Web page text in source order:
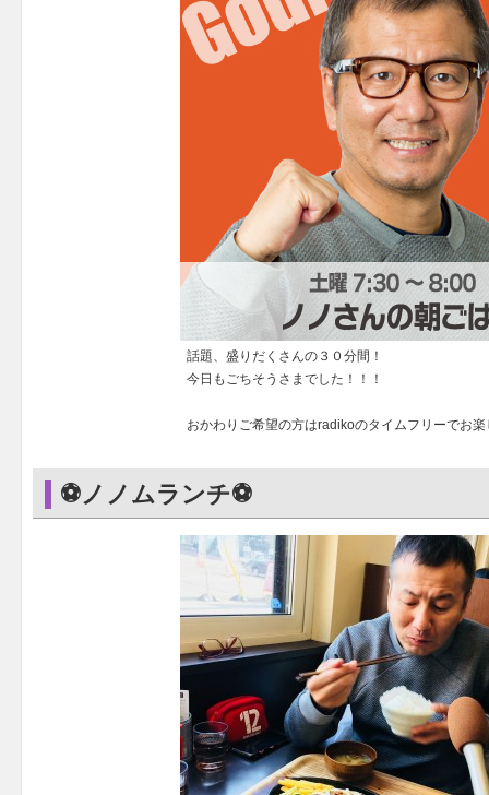
話題、盛りだくさんの３０分間！
今日もごちそうさまでした！！！
おかわりご希望の方はradikoのタイムフリーでお
⚽ノノムランチ⚽